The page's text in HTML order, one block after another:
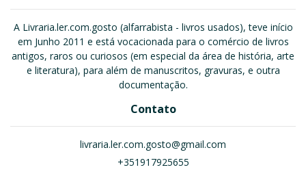
A Livraria.ler.com.gosto (alfarrabista - livros usados), teve início
em Junho 2011 e está vocacionada para o comércio de livros
antigos, raros ou curiosos (em especial da área de história, arte
e literatura), para além de manuscritos, gravuras, e outra
documentação.
Contato
livraria.ler.com.gosto@gmail.com
+351917925655